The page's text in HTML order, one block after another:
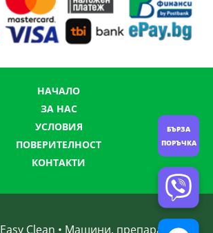
НАЧАЛО
ЗА НАС
УСЛОВИЯ
ПОВЕРИТЕЛНОСТ
КОНТАКТИ
Easy Clean • Машини, препарати и
БЪРЗА
ПОРЪЧКА